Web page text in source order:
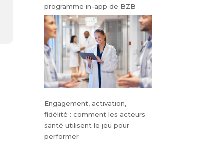
programme in-app de BZB
Engagement, activation,
fidélité : comment les acteurs
santé utilisent le jeu pour
performer